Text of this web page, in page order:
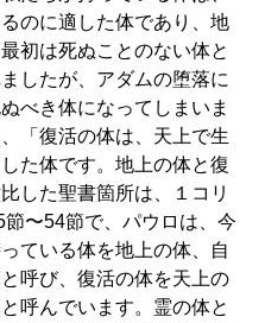
のに適した体であり、地
最初は死ぬことのない体と
したが、アダムの堕落に
べき体になってしまいま
「復活の体は、天上で生
た体です。地上の体と復
した聖書箇所は、１コリ
節〜54節で、パウロは、今
ている体を地上の体、自
呼び、復活の体を天上の
呼んでいます。霊の体と